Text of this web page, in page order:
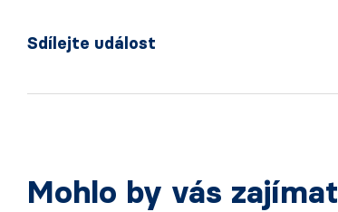
Sdílejte událost
Mohlo by vás zajímat